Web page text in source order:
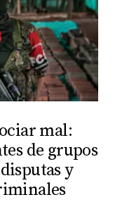
mal:
de grupos
y